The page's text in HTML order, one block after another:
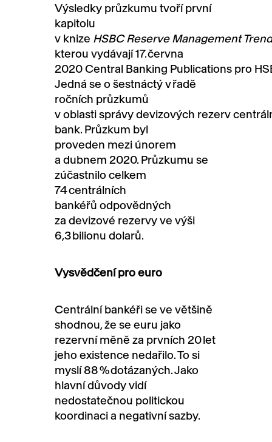
Výsledky průzkumu tvoří první
kapitolu
v knize HSBC Reserve Management
kterou vydávají 17.června
2020 Central Banking Publications pro
Jedná se o šestnáctývřadě
ročních průzkumů
v oblastisprávydevizových rezerv
bank. Průzkum byl
proveden mezi únorem
a dubnem 2020. Průzkumu se
zúčastnilo celkem
74centrálních
bankéřů odpovědných
za devizové rezervy ve výši
6,3bilionu dolarů.
Vysvědčení pro euro
Centrální bankéři se ve většině
shodnou, že se euru jako
rezervní měně za prvních 20let
jeho existence nedařilo. To si
myslí 88% dotázaných. Jako
hlavní důvody vidí
nedostatečnou politickou
koordinaci a negativní sazby.